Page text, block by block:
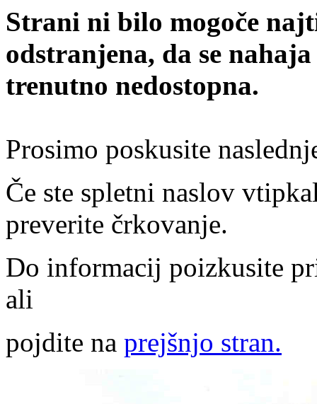
Strani ni bilo mogoče
odstranjena, da se
trenutno nedostopna.
Prosimo poskusite
Če ste spletni naslov
preverite črkovanje.
Do informacij poizkusite
ali
pojdite na prejšnjo stran.